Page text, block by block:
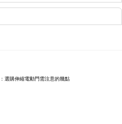
選購伸縮電動門需注意的幾點